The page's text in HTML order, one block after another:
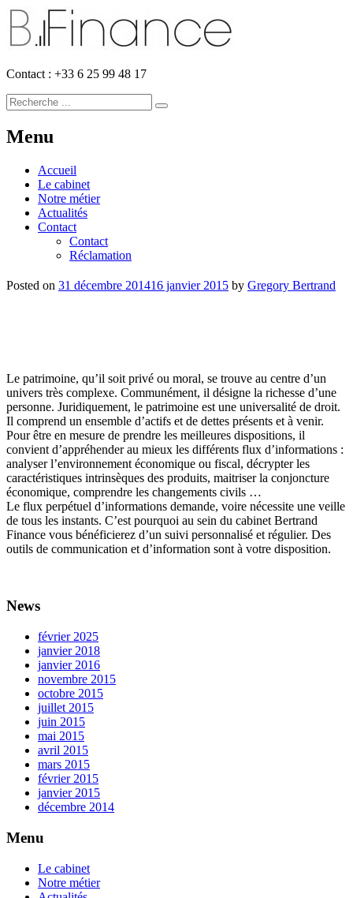
Contact : +33 6 25 99 48 17
Menu
Accueil
Le cabinet
Notre métier
Actualités
Contact
Contact
Réclamation
Posted on 31 décembre 201416 janvier 2015 by Gregory Bertrand
Le patrimoine, qu’il soit privé ou moral, se trouve au centre d’un
univers très complexe. Communément, il désigne la richesse d’une
personne. Juridiquement, le patrimoine est une universalité de droit.
Il comprend un ensemble d’actifs et de dettes présents et à venir.
Pour être en mesure de prendre les meilleures dispositions, il
convient d’appréhender au mieux les différents flux d’informations :
analyser l’environnement économique ou fiscal, décrypter les
caractéristiques intrinsèques des produits, maitriser la conjoncture
économique, comprendre les changements civils …
Le flux perpétuel d’informations demande, voire nécessite une veille
de tous les instants. C’est pourquoi au sein du cabinet Bertrand
Finance vous bénéficierez d’un suivi personnalisé et régulier. Des
outils de communication et d’information sont à votre disposition.
News
février 2025
janvier 2018
janvier 2016
novembre 2015
octobre 2015
juillet 2015
juin 2015
mai 2015
avril 2015
mars 2015
février 2015
janvier 2015
décembre 2014
Menu
Le cabinet
Notre métier